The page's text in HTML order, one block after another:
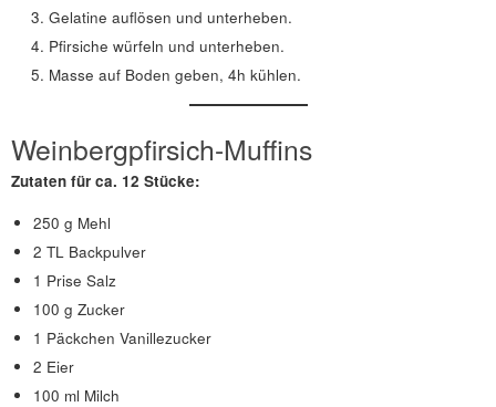
Gelatine auflösen und unterheben.
Pfirsiche würfeln und unterheben.
Masse auf Boden geben, 4h kühlen.
Weinbergpfirsich-Muffins
Zutaten für ca. 12 Stücke:
250 g Mehl
2 TL Backpulver
1 Prise Salz
100 g Zucker
1 Päckchen Vanillezucker
2 Eier
100 ml Milch